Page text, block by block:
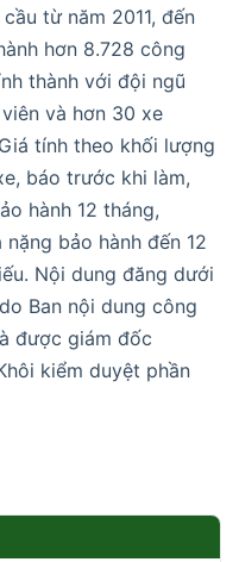
từ năm 2011, đến
hơn 8.728 công
thành với đội ngũ
và hơn 30 xe
tính theo khối lượng
báo trước khi làm,
hành 12 tháng,
bảo hành đến 12
Nội dung đăng dưới
Ban nội dung công
được giám đốc
kiểm duyệt phần